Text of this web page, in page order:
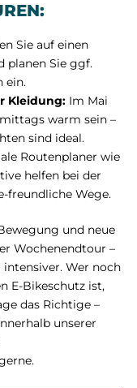
Sie auf einen
planen Sie ggf.
ein.
Kleidung:Im Mai
warm sein –
sind ideal.
Routenplaner wie
helfen bei der
freundliche Wege.
und neue
Wochenendtour –
Wer noch
E-Bikeschutz ist,
das Richtige –
unserer